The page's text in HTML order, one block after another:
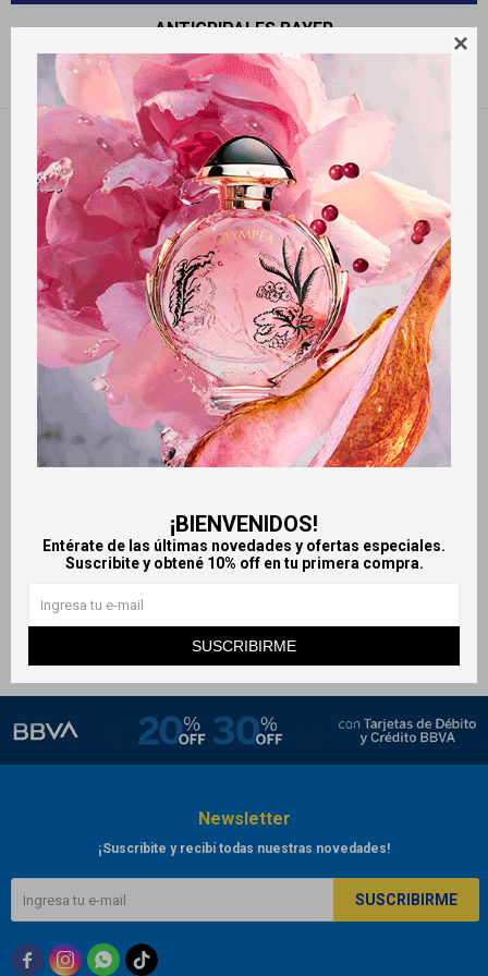

¡BIENVENIDOS!
Entérate de las últimas novedades y ofertas especiales.
Suscribite y obtené 10% off en tu primera compra.
SUSCRIBIRME
ANTIGRIPALES BAYER
Filtrando por: Antigripales Bayer Quitar filtros
LlegaMAÑANA
MAÑANA
Caja Aspirina C caliente x12
sobres
$ 631 $ 701
Newsletter
¡Suscribite y recibí todas nuestras novedades!
SUSCRIBIRME
  